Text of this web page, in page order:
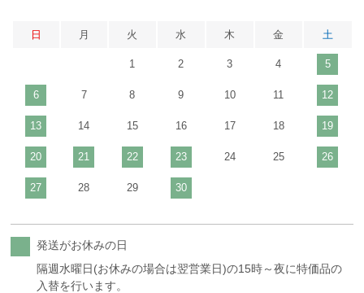
日 月 火 水 木 金 土
1 2 3 4 5
6 7 8 9 10 11 12
13 14 15 16 17 18 19
20 21 22 23 24 25 26
27 28 29 30
発送がお休みの日
隔週水曜日(お休みの場合は翌営業日)の15時～夜に特価品の
入替を行います。